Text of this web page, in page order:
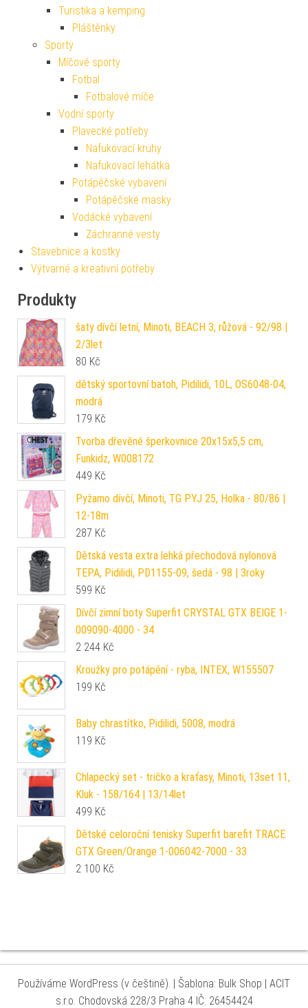
Turistika a kemping
Pláštěnky
Sporty
Míčové sporty
Fotbal
Fotbalové míče
Vodní sporty
Plavecké potřeby
Nafukovací kruhy
Nafukovací lehátka
Potápěčské vybavení
Potápěčské masky
Vodácké vybavení
Záchranné vesty
Stavebnice a kostky
Výtvarné a kreativní potřeby
Produkty
šaty dívčí letní, Minoti, BEACH 3, růžová - 92/98 |
2/3let
80 Kč
dětský sportovní batoh, Pidilidi, 10L, OS6048-04,
modrá
179 Kč
Tvorba dřevěné šperkovnice 20x15x5,5 cm,
Funkidz, W008172
449 Kč
Pyžamo dívčí, Minoti, TG PYJ 25, Holka - 80/86 |
12-18m
287 Kč
Dětská vesta extra lehká přechodová nylonová
TEPA, Pidilidi, PD1155-09, šedá - 98 | 3roky
599 Kč
Dívčí zimní boty Superfit CRYSTAL GTX BEIGE 1-
009090-4000 - 34
2 244 Kč
Kroužky pro potápění - ryba, INTEX, W155507
199 Kč
Baby chrastítko, Pidilidi, 5008, modrá
119 Kč
Chlapecký set - tričko a kraťasy, Minoti, 13set 11,
Kluk - 158/164 | 13/14let
499 Kč
Dětské celoroční tenisky Superfit barefit TRACE
GTX Green/Orange 1-006042-7000 - 33
2 100 Kč
Používáme WordPress (v češtině). Šablona: Bulk Shop
| ACIT
s.r.o. Chodovská 228/3 Praha 4 IČ: 26454424